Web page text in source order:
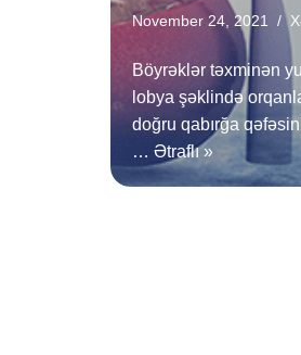
November 24, 2021
Böyrəklər təxminən
lobya şəklində
doğru qabırğa
… Ətraflı »